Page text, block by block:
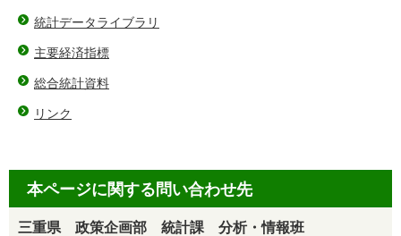
統計データライブラリ
主要経済指標
総合統計資料
リンク
本ページに関する問い合わせ先
三重県 政策企画部 統計課 分析・情報班